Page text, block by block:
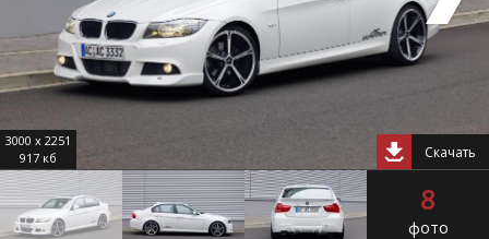
3000 x 2251
917 кб
Скачать
8
фото